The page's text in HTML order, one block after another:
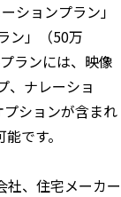
ションプラン」
ン」（50万
ランには、映像
、ナレーショ
ションが含まれ
です。
社、住宅メーカー